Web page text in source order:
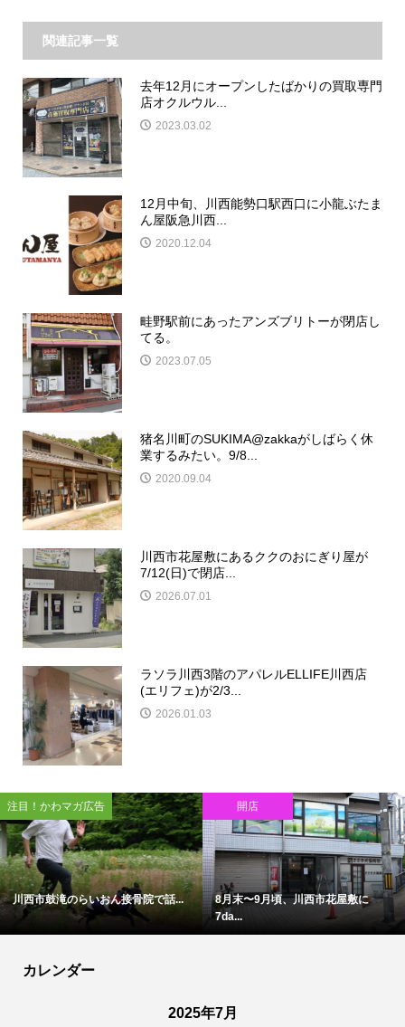
関連記事一覧
去年12月にオープンしたばかりの買取専門
店オクルウル...
2023.03.02
12月中旬、川西能勢口駅西口に小龍ぶたま
ん屋阪急川西...
2020.12.04
畦野駅前にあったアンズブリトーが閉店し
てる。
2023.07.05
猪名川町のSUKIMA@zakkaがしばらく休
業するみたい。9/8...
2020.09.04
川西市花屋敷にあるククのおにぎり屋が
7/12(日)で閉店...
2026.07.01
ラソラ川西3階のアパレルELLIFE川西店
(エリフェ)が2/3...
2026.01.03
注目！かわマガ広告
川西市鼓滝のらいおん接骨院で話...
開店
8月末〜9月頃、川西市花屋敷に
7da...
カレンダー
2025年7月